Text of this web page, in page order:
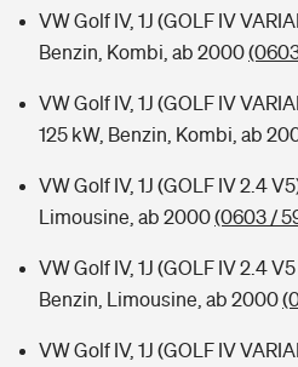
VW Golf IV, 1J (GOLF IV
Benzin, Kombi, ab 2000
VW Golf IV, 1J (GOLF IV
125 kW, Benzin, Kombi, ab
VW Golf IV, 1J (GOLF IV 2.4
Limousine, ab 2000(0603 /
VW Golf IV, 1J (GOLF IV 2.4
Benzin, Limousine, ab 2000
VW Golf IV, 1J (GOLF IV